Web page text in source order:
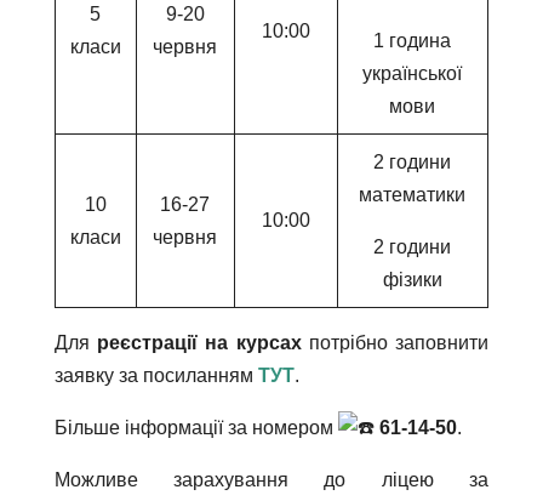
5
класи
9-20
червня
10:00
1 година
української
мови
10
класи
16-27
червня
10:00
2 години
математики
2 години
фізики
Для реєстрації на курсахпотрібно заповнити
заявку за посиланням ТУТ.
Більше інформації за номером 61-14-50.
Можливе зарахування до ліцею за